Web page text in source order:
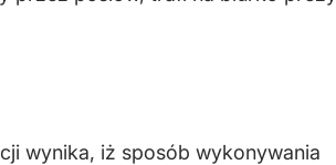
wynika, iż sposób wykonywania